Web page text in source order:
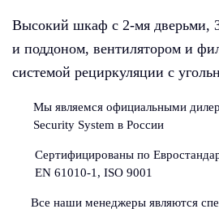
Высокий шкаф с 2-мя дверьми,
и поддоном, вентилятором и
системой рециркуляции с
химических веществ, кислот и
Мы являемся официальными
Security System в России
Сертифицированы по
EN 61010-1, ISO 9001
Все наши менеджеры являются